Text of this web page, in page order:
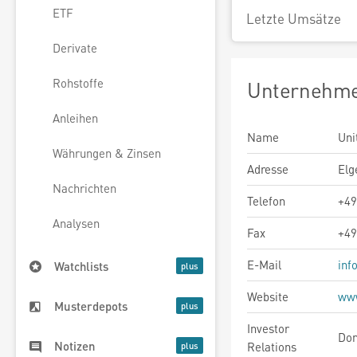
ETF
Derivate
Rohstoffe
Anleihen
Währungen & Zinsen
Nachrichten
Analysen
Watchlists
Musterdepots
Notizen
Letzte Umsätze
Name
Adresse
Telefon
Fax
E-Mail
Website
Investor
Relations